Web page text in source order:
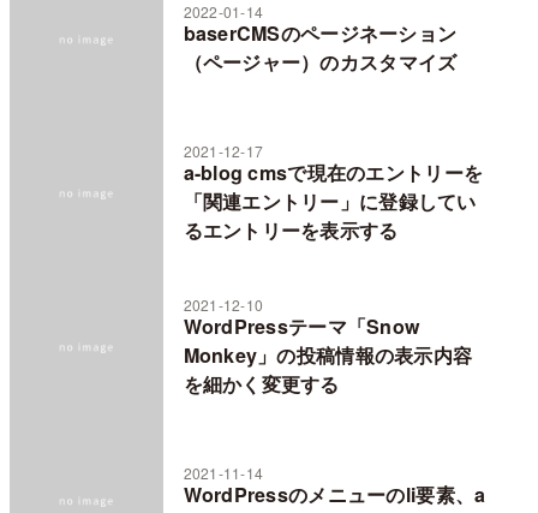
2022-01-14
baserCMSのページネーション
（ページャー）のカスタマイズ
2021-12-17
a-blog cmsで現在のエントリーを
「関連エントリー」に登録してい
るエントリーを表示する
2021-12-10
WordPressテーマ「Snow
Monkey」の投稿情報の表示内容
を細かく変更する
2021-11-14
WordPressのメニューのli要素、a